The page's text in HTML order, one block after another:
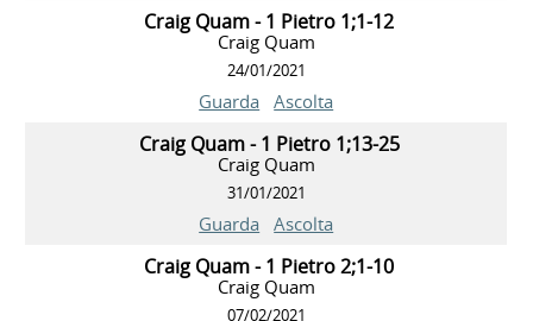
Craig Quam - 1 Pietro 1;1-12
Craig Quam
24/01/2021
Guarda Ascolta
Craig Quam - 1 Pietro 1;13-25
Craig Quam
31/01/2021
Guarda Ascolta
Craig Quam - 1 Pietro 2;1-10
Craig Quam
07/02/2021